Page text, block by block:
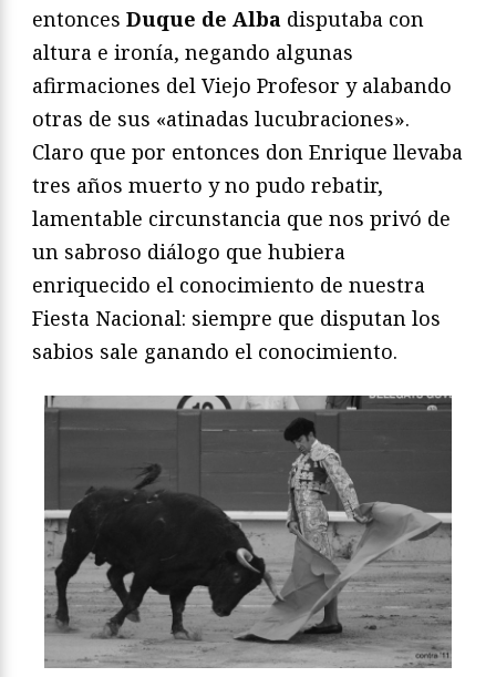
entonces Duque de Alba disputaba con
altura e ironía, negando algunas
afirmaciones del Viejo Profesor y alabando
otras de sus «atinadas lucubraciones».
Claro que por entonces don Enrique llevaba
tres años muerto y no pudo rebatir,
lamentable circunstancia que nos privó de
un sabroso diálogo que hubiera
enriquecido el conocimiento de nuestra
Fiesta Nacional: siempre que disputan los
sabios sale ganando el conocimiento.